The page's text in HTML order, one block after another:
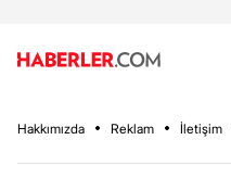
Hakkımızda Reklam İletişim